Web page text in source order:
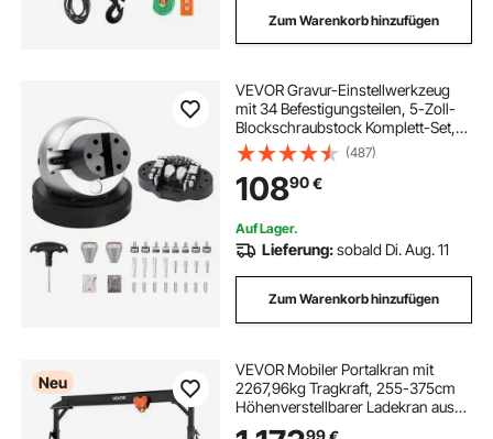
Zum Warenkorb hinzufügen
VEVOR Gravur-Einstellwerkzeug
mit 34 Befestigungsteilen, 5-Zoll-
Blockschraubstock Komplett-Set,
Gravur-Kugelschraubstock
Gummibasis Verstellbare Backen
für Schmuck Kleinplastik
(487)
10890€
Auf Lager.
Lieferung:sobald Di. Aug. 11
Zum Warenkorb hinzufügen
Neu
VEVOR Mobiler Portalkran mit
2267,96kg Tragkraft, 255-375cm
Höhenverstellbarer Ladekran aus
Stahl, Werkstattkran Inkl. Manuelle
99